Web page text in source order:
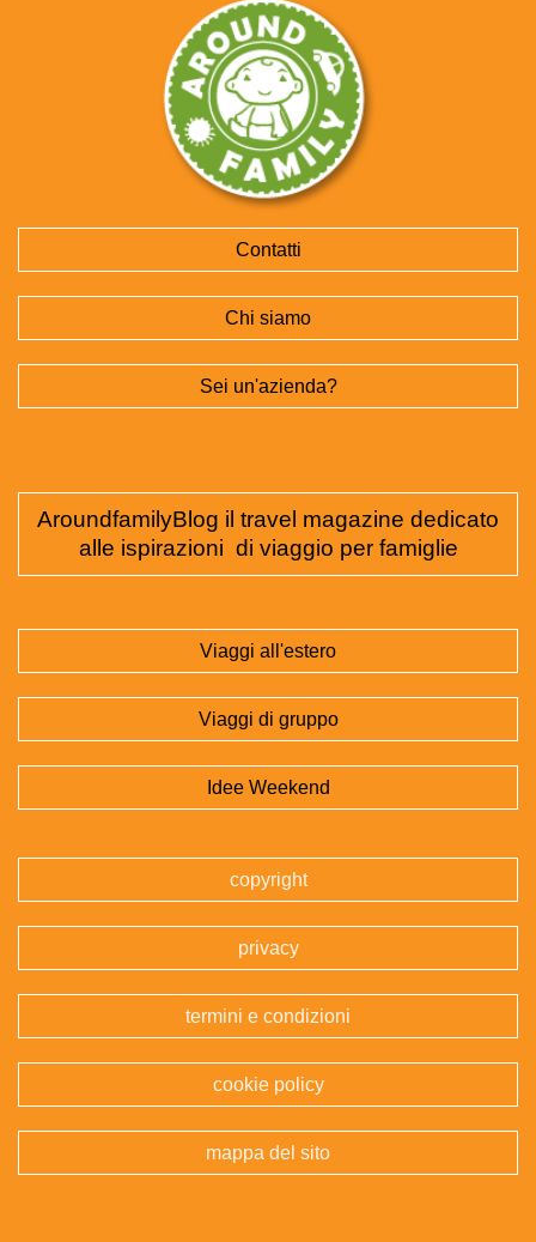
Contatti
Chi siamo
Sei un'azienda?
AroundfamilyBlog il travel magazine dedicato
alle ispirazioni di viaggio per famiglie
Viaggi all'estero
Viaggi di gruppo
Idee Weekend
copyright
privacy
termini e condizioni
cookie policy
mappa del sito